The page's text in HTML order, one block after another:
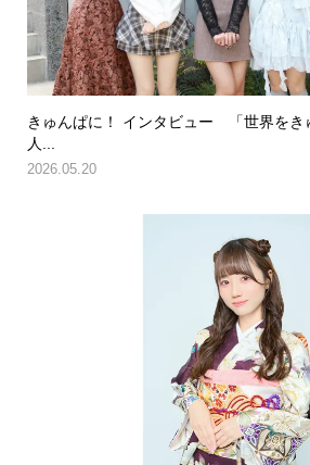
きゅんぱに！ インタビュー 「世界をき
人...
2026.05.20